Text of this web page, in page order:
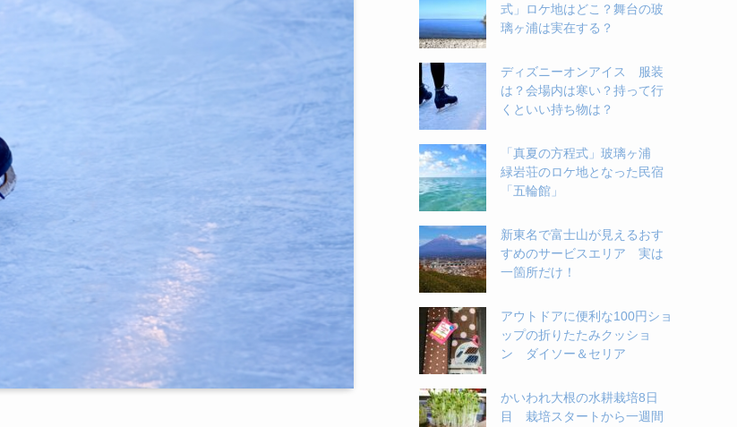
式」ロケ地はどこ？舞台の玻
璃ヶ浦は実在する？
ディズニーオンアイス 服装
は？会場内は寒い？持って行
くといい持ち物は？
「真夏の方程式」玻璃ヶ浦
緑岩荘のロケ地となった民宿
「五輪館」
新東名で富士山が見えるおす
すめのサービスエリア 実は
一箇所だけ！
アウトドアに便利な100円ショ
ップの折りたたみクッショ
ン ダイソー＆セリア
かいわれ大根の水耕栽培8日
目 栽培スタートから一週間